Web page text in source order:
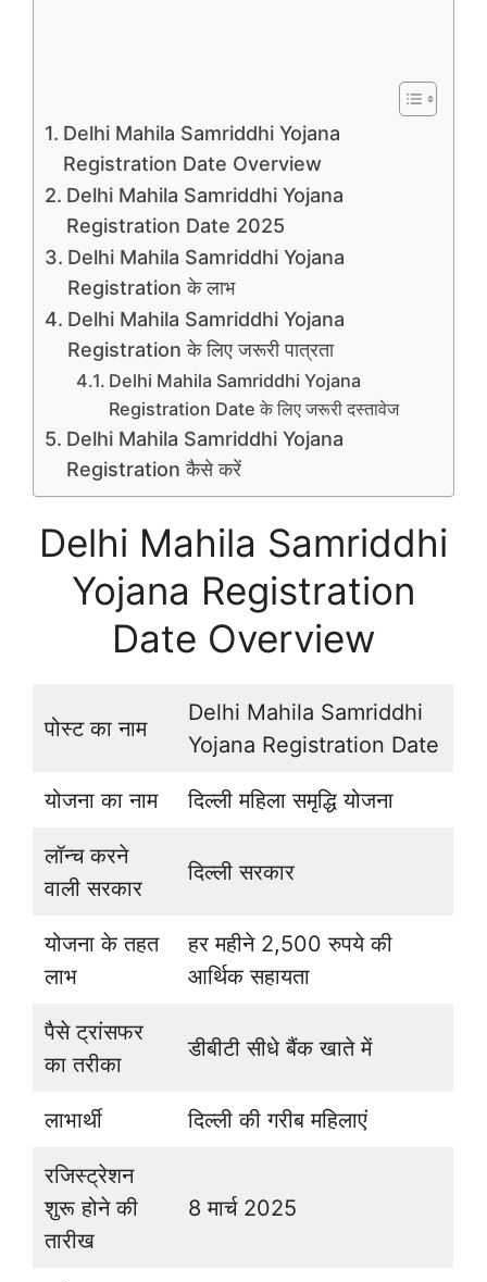
Delhi Mahila Samriddhi Yojana
Registration Date Overview
Delhi Mahila Samriddhi Yojana
Registration Date 2025
Delhi Mahila Samriddhi Yojana
Registration के लाभ
Delhi Mahila Samriddhi Yojana
Registration के लिए जरूरी पात्रता
Delhi Mahila Samriddhi Yojana
Registration Date के लिए जरूरी दस्तावेज
Delhi Mahila Samriddhi Yojana
Registration कैसे करें
Delhi Mahila Samriddhi
Yojana Registration
Date Overview
पोस्ट का नाम
Delhi Mahila Samriddhi
Yojana Registration Date
योजना का नाम दिल्ली महिला समृद्धि योजना
लॉन्च करने
वाली सरकार
दिल्ली सरकार
योजना के तहत
लाभ
हर महीने 2,500 रुपये की
आर्थिक सहायता
पैसे ट्रांसफर
का तरीका
डीबीटी सीधे बैंक खाते में
लाभार्थी दिल्ली की गरीब महिलाएं
रजिस्ट्रेशन
शुरू होने की
तारीख
8 मार्च 2025